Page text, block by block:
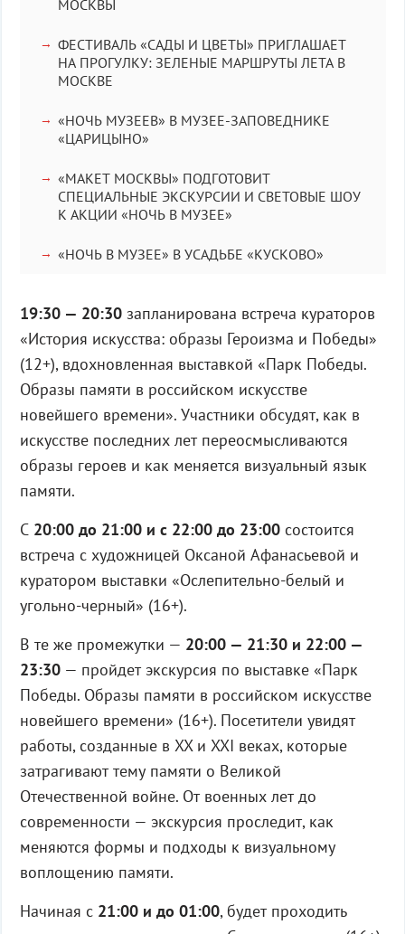
МОСКВЫ
ФЕСТИВАЛЬ «САДЫ И ЦВЕТЫ» ПРИГЛАШАЕТ
НА ПРОГУЛКУ: ЗЕЛЕНЫЕ МАРШРУТЫ ЛЕТА В
МОСКВЕ
«НОЧЬ МУЗЕЕВ» В МУЗЕЕ-ЗАПОВЕДНИКЕ
«ЦАРИЦЫНО»
«МАКЕТ МОСКВЫ» ПОДГОТОВИТ
СПЕЦИАЛЬНЫЕ ЭКСКУРСИИ И СВЕТОВЫЕ ШОУ
К АКЦИИ «НОЧЬ В МУЗЕЕ»
«НОЧЬ В МУЗЕЕ» В УСАДЬБЕ «КУСКОВО»
19:30 — 20:30запланирована встреча кураторов
«История искусства: образы Героизма и Победы»
(12+), вдохновленная выставкой «Парк Победы.
Образы памяти в российском искусстве
новейшего времени». Участники обсудят, как в
искусстве последних лет переосмысливаются
образы героев и как меняется визуальный язык
памяти.
С 20:00 до 21:00 и с 22:00 до 23:00состоится
встреча с художницей Оксаной Афанасьевой и
куратором выставки «Ослепительно-белый и
угольно-черный» (16+).
В те же промежутки — 20:00 — 21:30 и 22:00 —
23:30— пройдет экскурсия по выставке «Парк
Победы. Образы памяти в российском искусстве
новейшего времени» (16+). Посетители увидят
работы, созданные в XX и XXI веках, которые
затрагивают тему памяти о Великой
Отечественной войне. От военных лет до
современности — экскурсия проследит, как
меняются формы и подходы к визуальному
воплощению памяти.
Начиная с 21:00 и до 01:00, будет проходить